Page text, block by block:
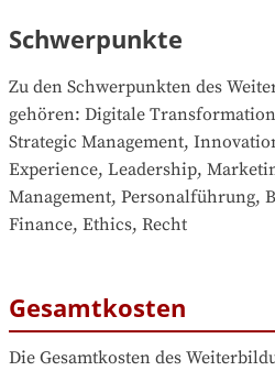
Schwerpunkte
Zu den Schwerpunkten des
gehören: Digitale
Strategic Management,
Experience, Leadership,
Management, Personalführung,
Finance, Ethics, Recht
Gesamtkosten
Die Gesamtkosten des